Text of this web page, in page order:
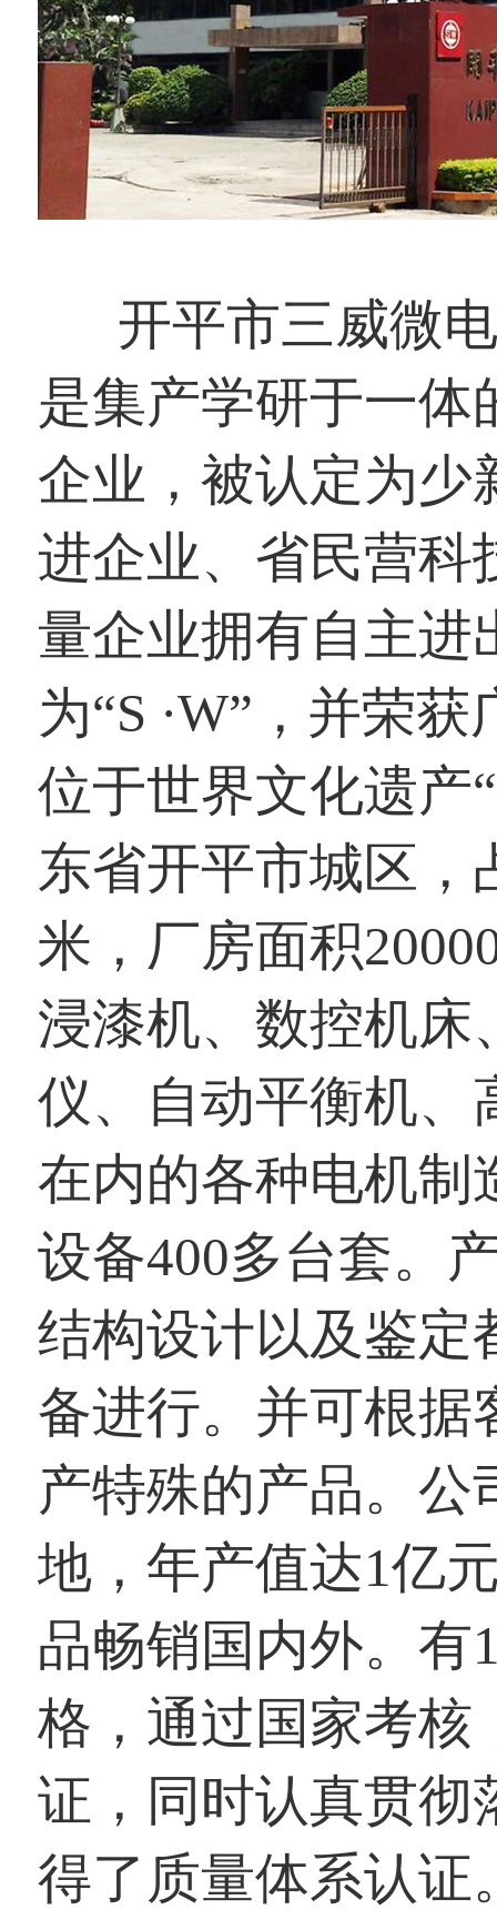
开平市三威微电
是集产学研于一体
企业，被认定为少
进企业、省民营科
量企业拥有自主进
为“S ·W”，并荣
位于世界文化遗产
东省开平市城区，
米，厂房面积
浸漆机、数控机床
仪、自动平衡机、
在内的各种电机制
设备400多台套。
结构设计以及鉴定
备进行。并可根据
产特殊的产品。公
地，年产值达1亿
品畅销国内外。有
格，通过国家考核
证，同时认真贯彻
得了质量体系认证